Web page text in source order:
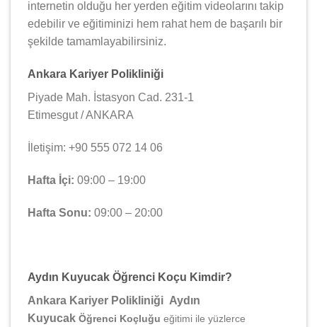
internetin olduğu her yerden eğitim videolarını takip
edebilir ve eğitiminizi hem rahat hem de başarılı bir
şekilde tamamlayabilirsiniz.
Ankara Kariyer Polikliniği
Piyade Mah. İstasyon Cad. 231-1
Etimesgut / ANKARA
İletişim: +90 555 072 14 06
Hafta İçi: 09:00 – 19:00
Hafta Sonu: 09:00 – 20:00
Aydın Kuyucak Öğrenci Koçu Kimdir?
Ankara Kariyer Polikliniği Aydın
Kuyucak Öğrenci Koçluğu eğitimi ile yüzlerce